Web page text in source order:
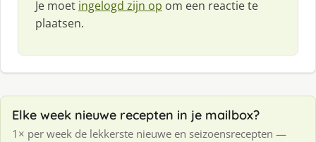
Je moet ingelogd zijn op om een reactie te
plaatsen.
Elke week nieuwe recepten in je mailbox?
1× per week de lekkerste nieuwe en seizoensrecepten —